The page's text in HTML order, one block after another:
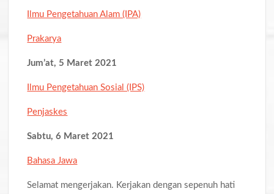
Ilmu Pengetahuan Alam (IPA)
Prakarya
Jum’at, 5 Maret 2021
Ilmu Pengetahuan Sosial (IPS)
Penjaskes
Sabtu, 6 Maret 2021
Bahasa Jawa
Selamat mengerjakan. Kerjakan dengan sepenuh hati